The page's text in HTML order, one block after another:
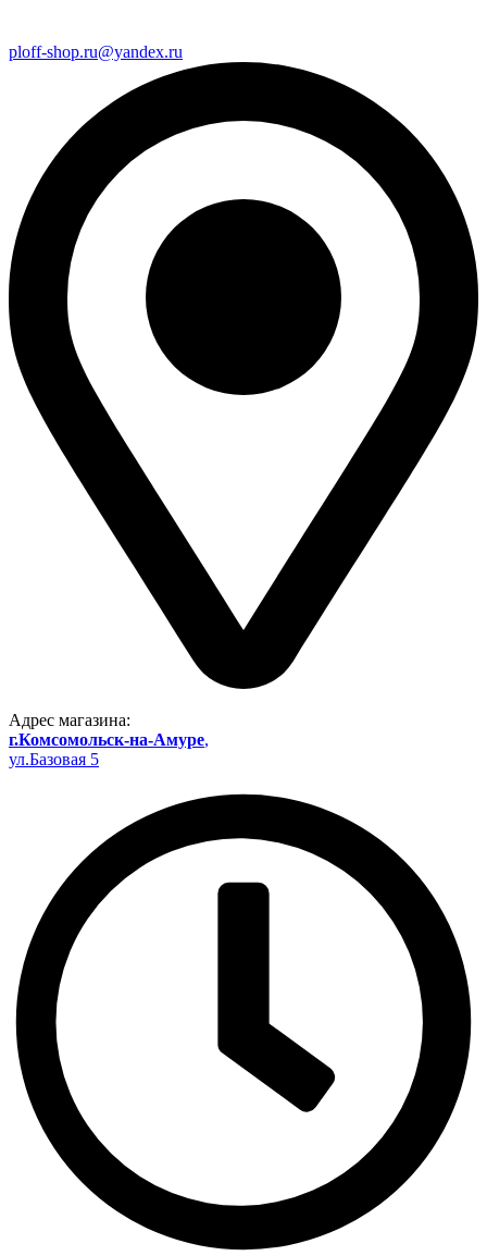
ploff-shop.ru@yandex.ru
Адрес магазина:
г.Комсомольск-на-Амуре,
ул.Базовая 5